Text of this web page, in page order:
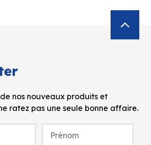
nos nouveaux produits et
ratez pas une seule bonne affaire.